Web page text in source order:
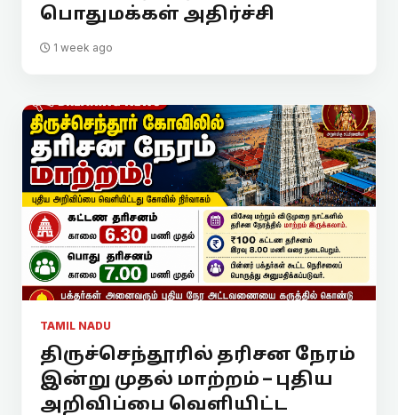
பொதுமக்கள் அதிர்ச்சி
1 week ago
TAMIL NADU
திருச்செந்தூரில் தரிசன நேரம்
இன்று முதல் மாற்றம் – புதிய
அறிவிப்பை வெளியிட்ட